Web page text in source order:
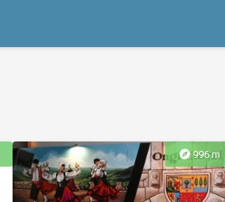
explore996 m